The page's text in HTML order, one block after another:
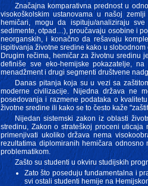
Značajna komparativna prednost u
visokoškolskim ustanovama u našoj
hemičari, mogu da ispituju/analiziraju
sedimente, otpad…), proučavaju osobine i
neorganskih, i konačno da rešavaju
ispitivanja životne sredine kako u
Drugim rečima, hemičar za životnu sredinu
definiše sve eko-hemijske pokazatelje,
menadžment i drugi segmenti društvene
Danas pitanja koja su u vezi sa
moderne civilizacije. Nijedna država ne
posedovanja i razmene podataka o
životne sredine ili kako se to često kaže
Nijedan sistemski zakon iz oblasti
stredinu, Zakon o strateškoj proceni
primenjivati ukoliko država nema
rezultatima diplomiranih hemičara
problematikom.
Zašto su studenti u okviru studijskih
Zato što poseduju fundamentalna i
svi ostali studenti hemije na